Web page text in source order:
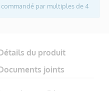
par multiples de 4
du produit
joints